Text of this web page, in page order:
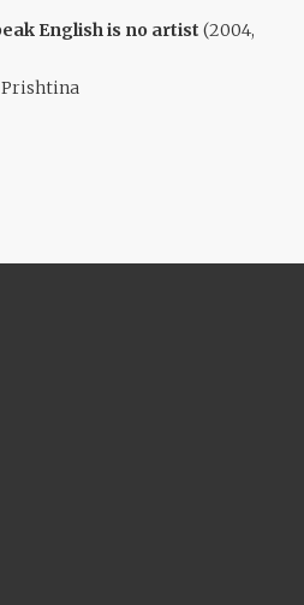
English is no artist (2004,
Prishtina